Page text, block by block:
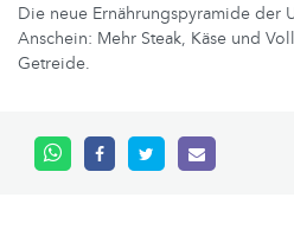
Die neue Ernährungspyramide der
Anschein: Mehr Steak, Käse und
Getreide.